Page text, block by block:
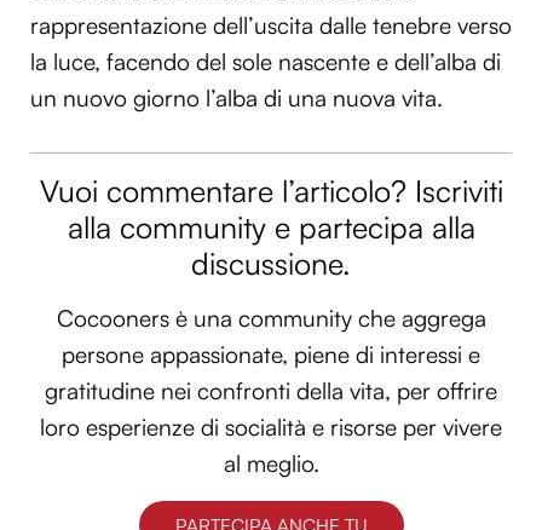
rappresentazione dell’uscita dalle tenebre verso
la luce, facendo del sole nascente e dell’alba di
un nuovo giorno l’alba di una nuova vita.
Vuoi commentare l’articolo? Iscriviti
alla community e partecipa alla
discussione.
Cocooners è una community che aggrega
persone appassionate, piene di interessi e
gratitudine nei confronti della vita, per offrire
loro esperienze di socialità e risorse per vivere
al meglio.
PARTECIPA ANCHE TU